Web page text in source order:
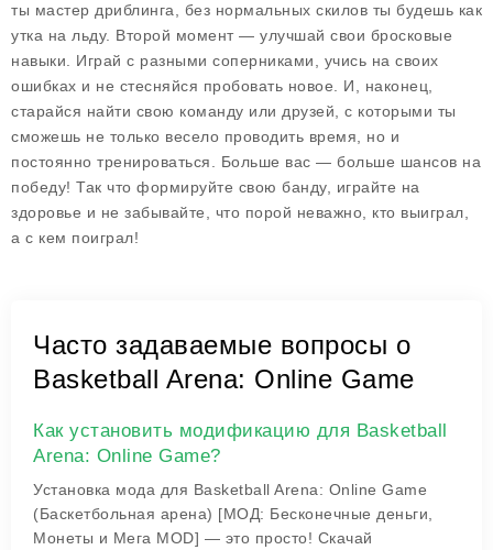
ты мастер дриблинга, без нормальных скилов ты будешь как
утка на льду. Второй момент — улучшай свои бросковые
навыки. Играй с разными соперниками, учись на своих
ошибках и не стесняйся пробовать новое. И, наконец,
старайся найти свою команду или друзей, с которыми ты
сможешь не только весело проводить время, но и
постоянно тренироваться. Больше вас — больше шансов на
победу! Так что формируйте свою банду, играйте на
здоровье и не забывайте, что порой неважно, кто выиграл,
а с кем поиграл!
Часто задаваемые вопросы о
Basketball Arena: Online Game
Как установить модификацию для Basketball
Arena: Online Game?
Установка мода для Basketball Arena: Online Game
(Баскетбольная арена) [МОД: Бесконечные деньги,
Монеты и Мега MOD] — это просто! Скачай